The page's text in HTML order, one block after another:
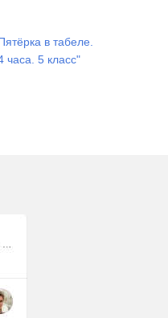
в табеле.
часа. 5 класс"